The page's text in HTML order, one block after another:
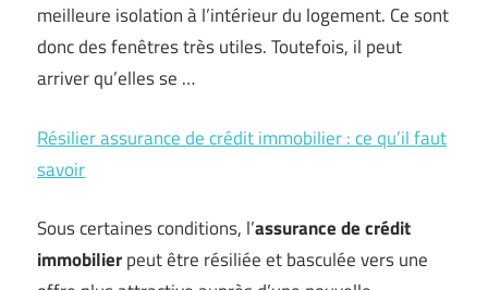
meilleure isolation à l’intérieur du logement. Ce sont
donc des fenêtres très utiles. Toutefois, il peut
arriver qu’elles se …
Résilier assurance de crédit immobilier : ce qu’il faut
savoir
Sous certaines conditions, l’assurance de crédit
immobilierpeut être résiliée et basculée vers une